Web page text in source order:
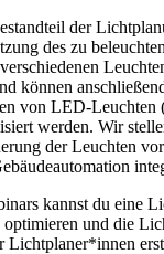
der
des zu
können
von LED-Leuchten
werden. Wir
der Leuchten
kannst du eine
und die
Lichtplaner*innen